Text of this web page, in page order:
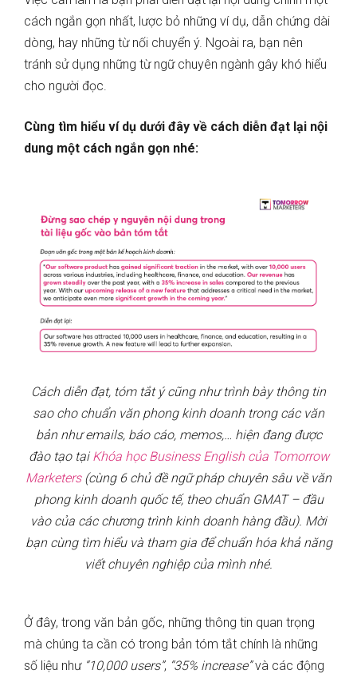
cách ngắn gọn nhất, lược bỏ những ví dụ, dẫn chứng dài
dòng, hay những từ nối chuyển ý. Ngoài ra, bạn nên
tránh sử dụng những từ ngữ chuyên ngành gây khó hiểu
cho người đọc.
Cùng tìm hiểu ví dụ dưới đây về cách diễn đạt lại nội
dung một cách ngắn gọn nhé:
Cách diễn đạt, tóm tắt ý cũng như trình bày thông tin
sao cho chuẩn văn phong kinh doanh trong các văn
bản như emails, báo cáo, memos,… hiện đang được
đào tạo tại Khóa học Business English của Tomorrow
Marketers(cùng 6 chủ đề ngữ pháp chuyên sâu về văn
phong kinh doanh quốc tế, theo chuẩn GMAT – đầu
vào của các chương trình kinh doanh hàng đầu). Mời
bạn cùng tìm hiểu và tham gia để chuẩn hóa khả năng
viết chuyên nghiệp của mình nhé.
Ở đây, trong văn bản gốc, những thông tin quan trọng
mà chúng ta cần có trong bản tóm tắt chính là những
số liệu như “10,000 users”, “35% increase”và các động